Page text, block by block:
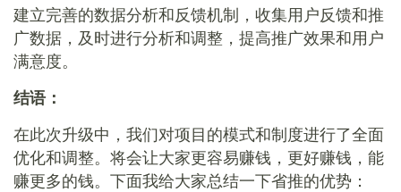
建立完善的数据分析和反馈机制，收集用户反馈和推
广数据，及时进行分析和调整，提高推广效果和用户
满意度。
结语：
在此次升级中，我们对项目的模式和制度进行了全面
优化和调整。将会让大家更容易赚钱，更好赚钱，能
赚更多的钱。下面我给大家总结一下省推的优势：